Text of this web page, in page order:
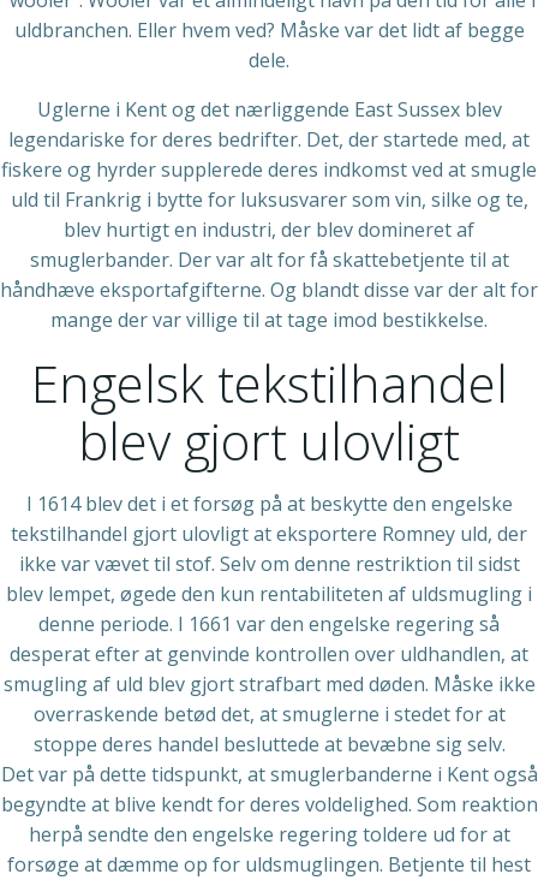
uldbranchen. Eller hvem ved? Måske var det lidt af begge
dele.
Uglerne i Kent og det nærliggende East Sussex blev
legendariske for deres bedrifter. Det, der startede med, at
fiskere og hyrder supplerede deres indkomst ved at smugle
uld til Frankrig i bytte for luksusvarer som vin, silke og te,
blev hurtigt en industri, der blev domineret af
smuglerbander. Der var alt for få skattebetjente til at
håndhæve eksportafgifterne. Og blandt disse var der alt for
mange der var villige til at tage imod bestikkelse.
Engelsk tekstilhandel
blev gjort ulovligt
I 1614 blev det i et forsøg på at beskytte den engelske
tekstilhandel gjort ulovligt at eksportere Romney uld, der
ikke var vævet til stof. Selv om denne restriktion til sidst
blev lempet, øgede den kun rentabiliteten af uldsmugling i
denne periode. I 1661 var den engelske regering så
desperat efter at genvinde kontrollen over uldhandlen, at
smugling af uld blev gjort strafbart med døden. Måske ikke
overraskende betød det, at smuglerne i stedet for at
stoppe deres handel besluttede at bevæbne sig selv.
Det var på dette tidspunkt, at smuglerbanderne i Kent også
begyndte at blive kendt for deres voldelighed. Som reaktion
herpå sendte den engelske regering toldere ud for at
forsøge at dæmme op for uldsmuglingen. Betjente til hest